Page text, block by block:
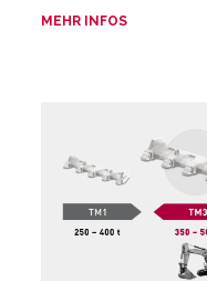
MEHR INFOS